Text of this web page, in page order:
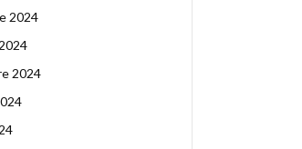
2024
2024